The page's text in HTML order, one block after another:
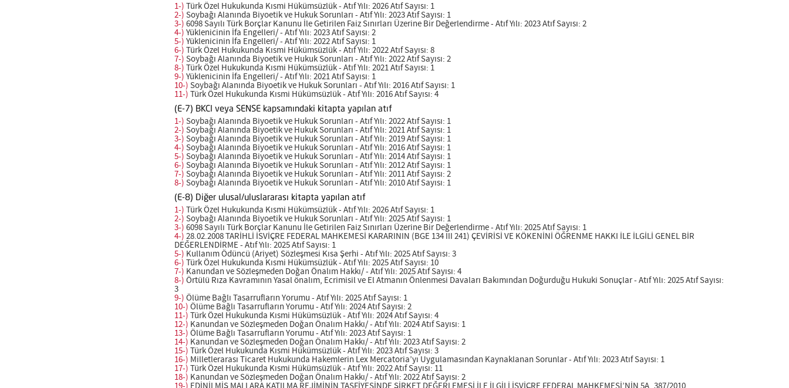
1-) Türk Özel Hukukunda Kısmi Hükümsüzlük - Atıf Yılı: 2026 Atıf Sayısı: 1
2-) Soybağı Alanında Biyoetik ve Hukuk Sorunları - Atıf Yılı: 2023 Atıf Sayısı: 1
3-) 6098 Sayılı Türk Borçlar Kanunu İle Getirilen Faiz Sınırları Üzerine Bir Değerlendirme - Atıf Yılı: 2023 Atıf Sayısı: 2
4-) Yüklenicinin İfa Engelleri/ - Atıf Yılı: 2023 Atıf Sayısı: 2
5-) Yüklenicinin İfa Engelleri/ - Atıf Yılı: 2022 Atıf Sayısı: 1
6-) Türk Özel Hukukunda Kısmi Hükümsüzlük - Atıf Yılı: 2022 Atıf Sayısı: 8
7-) Soybağı Alanında Biyoetik ve Hukuk Sorunları - Atıf Yılı: 2022 Atıf Sayısı: 2
8-) Türk Özel Hukukunda Kısmi Hükümsüzlük - Atıf Yılı: 2021 Atıf Sayısı: 1
9-) Yüklenicinin İfa Engelleri/ - Atıf Yılı: 2021 Atıf Sayısı: 1
10-) Soybağı Alanında Biyoetik ve Hukuk Sorunları - Atıf Yılı: 2016 Atıf Sayısı: 1
11-) Türk Özel Hukukunda Kısmi Hükümsüzlük - Atıf Yılı: 2016 Atıf Sayısı: 4
(E-7) BKCI veya SENSE kapsamındaki kitapta yapılan atıf
1-) Soybağı Alanında Biyoetik ve Hukuk Sorunları - Atıf Yılı: 2022 Atıf Sayısı: 1
2-) Soybağı Alanında Biyoetik ve Hukuk Sorunları - Atıf Yılı: 2021 Atıf Sayısı: 1
3-) Soybağı Alanında Biyoetik ve Hukuk Sorunları - Atıf Yılı: 2019 Atıf Sayısı: 1
4-) Soybağı Alanında Biyoetik ve Hukuk Sorunları - Atıf Yılı: 2016 Atıf Sayısı: 1
5-) Soybağı Alanında Biyoetik ve Hukuk Sorunları - Atıf Yılı: 2014 Atıf Sayısı: 1
6-) Soybağı Alanında Biyoetik ve Hukuk Sorunları - Atıf Yılı: 2012 Atıf Sayısı: 1
7-) Soybağı Alanında Biyoetik ve Hukuk Sorunları - Atıf Yılı: 2011 Atıf Sayısı: 2
8-) Soybağı Alanında Biyoetik ve Hukuk Sorunları - Atıf Yılı: 2010 Atıf Sayısı: 1
(E-8) Diğer ulusal/uluslararası kitapta yapılan atıf
1-) Türk Özel Hukukunda Kısmi Hükümsüzlük - Atıf Yılı: 2026 Atıf Sayısı: 1
2-) Soybağı Alanında Biyoetik ve Hukuk Sorunları - Atıf Yılı: 2025 Atıf Sayısı: 1
3-) 6098 Sayılı Türk Borçlar Kanunu İle Getirilen Faiz Sınırları Üzerine Bir Değerlendirme - Atıf Yılı: 2025 Atıf Sayısı: 1
4-) 28.02.2008 TARİHLİ İSVİÇRE FEDERAL MAHKEMESİ KARARININ (BGE 134 III 241) ÇEVİRİSİ VE KÖKENİNİ ÖĞRENME HAKKI İLE İLGİLİ GENEL BİR
DEĞERLENDİRME - Atıf Yılı: 2025 Atıf Sayısı: 1
5-) Kullanım Ödüncü (Ariyet) Sözleşmesi Kısa Şerhi - Atıf Yılı: 2025 Atıf Sayısı: 3
6-) Türk Özel Hukukunda Kısmi Hükümsüzlük - Atıf Yılı: 2025 Atıf Sayısı: 10
7-) Kanundan ve Sözleşmeden Doğan Önalım Hakkı/ - Atıf Yılı: 2025 Atıf Sayısı: 4
8-) Örtülü Rıza Kavramının Yasal önalım, Ecrimisil ve El Atmanın Önlenmesi Davaları Bakımından Doğurduğu Hukuki Sonuçlar - Atıf Yılı: 2025 Atıf Sayısı:
3
9-) Ölüme Bağlı Tasarrufların Yorumu - Atıf Yılı: 2025 Atıf Sayısı: 1
10-) Ölüme Bağlı Tasarrufların Yorumu - Atıf Yılı: 2024 Atıf Sayısı: 2
11-) Türk Özel Hukukunda Kısmi Hükümsüzlük - Atıf Yılı: 2024 Atıf Sayısı: 4
12-) Kanundan ve Sözleşmeden Doğan Önalım Hakkı/ - Atıf Yılı: 2024 Atıf Sayısı: 1
13-) Ölüme Bağlı Tasarrufların Yorumu - Atıf Yılı: 2023 Atıf Sayısı: 1
14-) Kanundan ve Sözleşmeden Doğan Önalım Hakkı/ - Atıf Yılı: 2023 Atıf Sayısı: 2
15-) Türk Özel Hukukunda Kısmi Hükümsüzlük - Atıf Yılı: 2023 Atıf Sayısı: 3
16-) Milletlerarası Ticaret Hukukunda Hakemlerin Lex Mercatoria’yı Uygulamasından Kaynaklanan Sorunlar - Atıf Yılı: 2023 Atıf Sayısı: 1
17-) Türk Özel Hukukunda Kısmi Hükümsüzlük - Atıf Yılı: 2022 Atıf Sayısı: 11
18-) Kanundan ve Sözleşmeden Doğan Önalım Hakkı/ - Atıf Yılı: 2022 Atıf Sayısı: 2